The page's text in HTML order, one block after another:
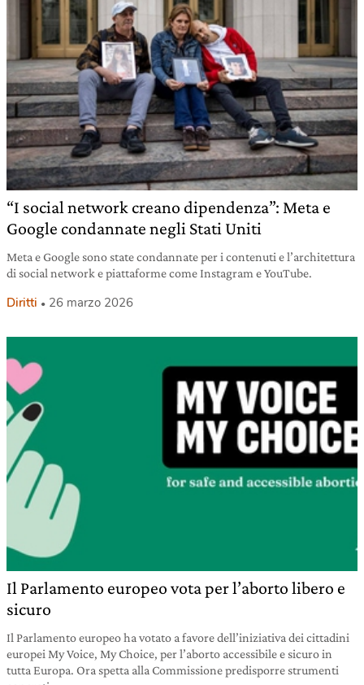
“I social network creano dipendenza”: Meta e
Google condannate negli Stati Uniti
Meta e Google sono state condannate per i contenuti e l’architettura
di social network e piattaforme come Instagram e YouTube.
Diritti 26 marzo 2026
Il Parlamento europeo vota per l’aborto libero e
sicuro
Il Parlamento europeo ha votato a favore dell’iniziativa dei cittadini
europei My Voice, My Choice, per l’aborto accessibile e sicuro in
tutta Europa. Ora spetta alla Commissione predisporre strumenti